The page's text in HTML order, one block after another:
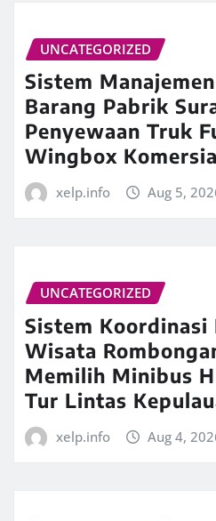
UNCATEGORIZED
Sistem
Barang Pabrik
Penyewaan Truk
Wingbox
xelp.info Aug 5,
UNCATEGORIZED
Sistem
Wisata
Memilih Minibus
Tur Lintas
xelp.info Aug 4,